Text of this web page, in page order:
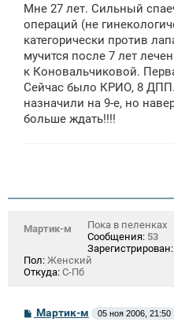
б
щ
н
и
е
Мне 27 лет. Сильный
операций (не
категорически против
мучится после 7 лет
к Коновальчиковой.
Сейчас было КРИО, 8
назначили на 9-е, но
больше ждать!!!!
Мартик-м
Пока в пеленках
Сообщения: 53
Зарегистрирован:
Пол: Женский
Откуда: С-Пб
С
о
Мартик-м 05 ноя 2006, 21:50